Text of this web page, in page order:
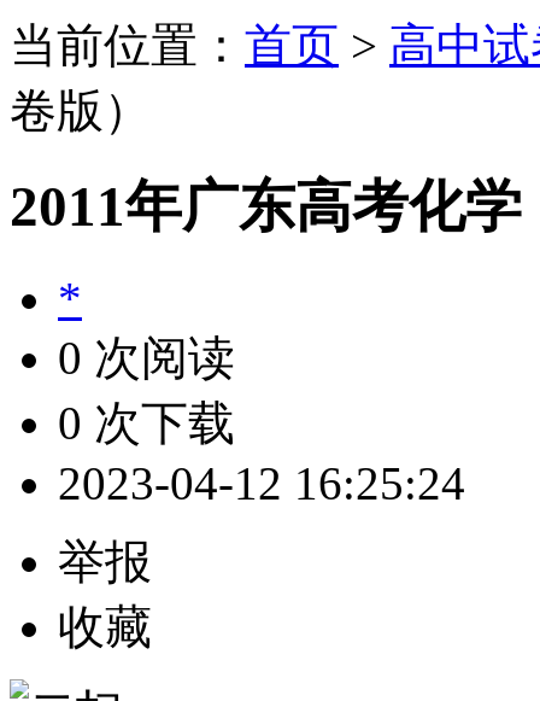
当前位置： 首页 > 高中
卷版）
2011年广东高考化
*
0 次阅读
0 次下载
2023-04-12 16:25:24
举报
收藏